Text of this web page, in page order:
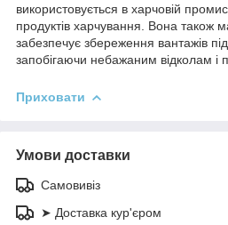
використовується в харчовій
продуктів харчування. Вона також
забезпечує збереження вантажів
запобігаючи небажаним відколам і
Приховати
Умови доставки
Самовивіз
➤ Доставка кур'єром